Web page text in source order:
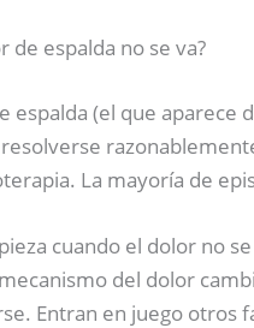
de espalda no se va?
espalda (el que
La mayoría de
cuando el dolor no
del dolor
Entran en juego otros